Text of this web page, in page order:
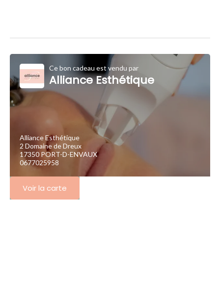
Ce bon cadeau est vendu par
Alliance Esthétique
Alliance Esthétique
2 Domaine de Dreux
17350 PORT-D-ENVAUX
0677025958
Voir la carte